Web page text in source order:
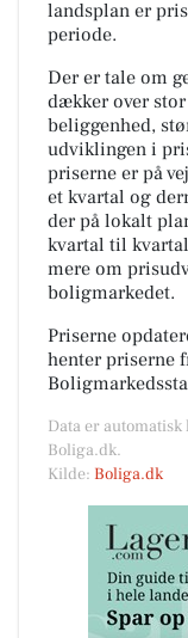
landsplan er
periode.
Der er tale om
dækker over
beliggenhed,
udviklingen i
priserne er på
et kvartal og
der på lokalt
kvartal til
mere om
boligmarkedet.
Priserne
henter priserne
Data er
Boliga.dk.
Kilde: Boliga.dk